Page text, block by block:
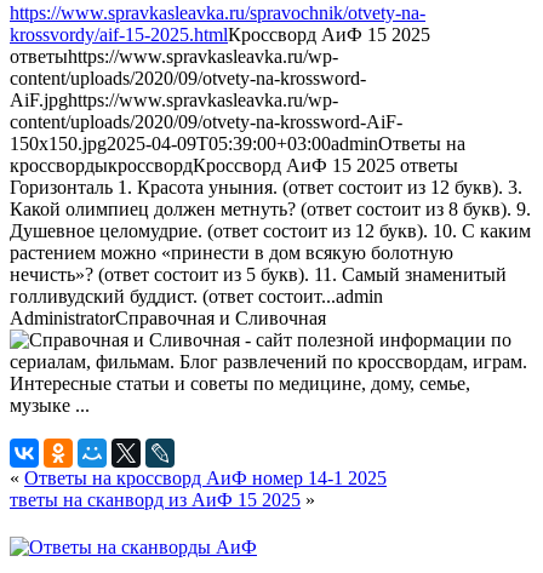
https://www.spravkasleavka.ru/spravochnik/otvety-na-
krossvordy/aif-15-2025.htmlКроссворд АиФ 15 2025
ответыhttps://www.spravkasleavka.ru/wp-
content/uploads/2020/09/otvety-na-krossword-
AiF.jpghttps://www.spravkasleavka.ru/wp-
content/uploads/2020/09/otvety-na-krossword-AiF-
150x150.jpg2025-04-09T05:39:00+03:00adminОтветы на
кроссвордыкроссвордКроссворд АиФ 15 2025 ответы
Горизонталь 1. Красота уныния. (ответ состоит из 12 букв). 3.
Какой олимпиец должен метнуть? (ответ состоит из 8 букв). 9.
Душевное целомудрие. (ответ состоит из 12 букв). 10. С каким
растением можно «принести в дом всякую болотную
нечисть»? (ответ состоит из 5 букв). 11. Самый знаменитый
голливудский буддист. (ответ состоит...admin
AdministratorСправочная и Сливочная
« Ответы на кроссворд АиФ номер 14-1 2025
тветы на сканворд из АиФ 15 2025 »